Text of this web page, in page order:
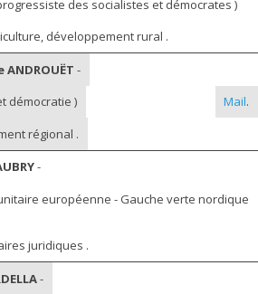
des socialistes et démocrates )
développement rural .
-
démocratie )
Mail.
régional .
-
européenne - Gauche verte nordique
juridiques .
-